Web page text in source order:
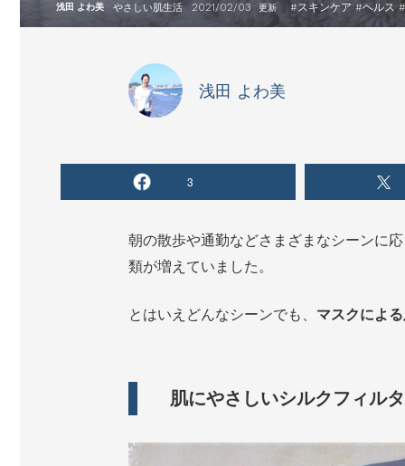
浅田 よわ美 やさしい肌生活 2021/02/03 更新 #スキンケア #ヘルス #
浅田 よわ美
3
朝の散歩や通勤などさまざまなシーンに
類が増えていました。
とはいえどんなシーンでも、 マスクによ
肌にやさしいシルクフィル